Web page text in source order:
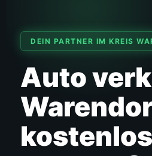
DEIN PARTNER IM KREIS
Auto